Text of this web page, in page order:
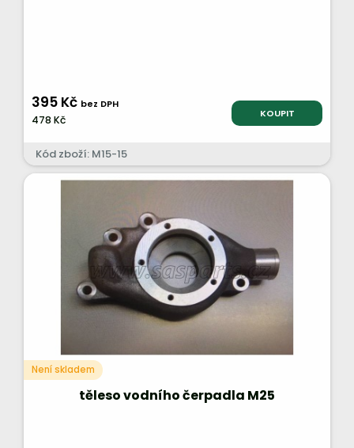
395 Kč bez DPH
478 Kč KOUPIT
Kód zboží: M15-15
Není skladem
těleso vodního čerpadla M25